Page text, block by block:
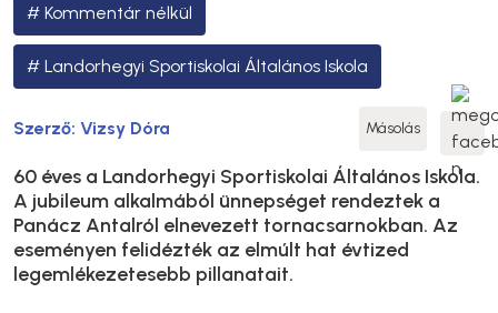
Kommentár nélkül
Landorhegyi Sportiskolai Általános Iskola
Szerző: Vizsy Dóra Másolás
60 éves a Landorhegyi Sportiskolai Általános Iskola.
A jubileum alkalmából ünnepséget rendeztek a
Panácz Antalról elnevezett tornacsarnokban. Az
eseményen felidézték az elmúlt hat évtized
legemlékezetesebb pillanatait.